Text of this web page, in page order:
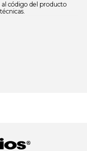
código del producto